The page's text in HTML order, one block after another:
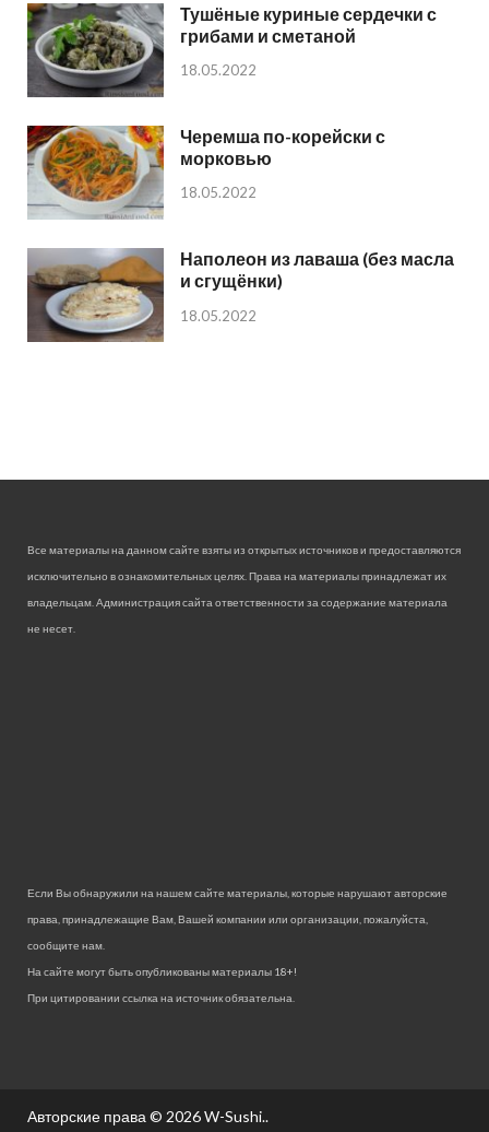
Тушёные куриные сердечки с
грибами и сметаной
18.05.2022
Черемша по-корейски с
морковью
18.05.2022
Наполеон из лаваша (без масла
и сгущёнки)
18.05.2022
Все материалы на данном сайте взяты из открытых источников и предоставляются
исключительно в ознакомительных целях. Права на материалы принадлежат их
владельцам. Администрация сайта ответственности за содержание материала
не несет.
Если Вы обнаружили на нашем сайте материалы, которые нарушают авторские
права, принадлежащие Вам, Вашей компании или организации, пожалуйста,
сообщите нам.
На сайте могут быть опубликованы материалы 18+!
При цитировании ссылка на источник обязательна.
Авторские права © 2026W-Sushi..